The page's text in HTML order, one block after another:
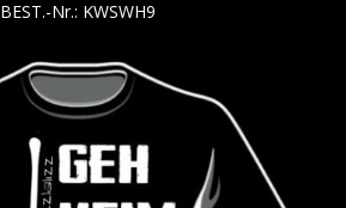
BEST.-Nr.: KWSWH9